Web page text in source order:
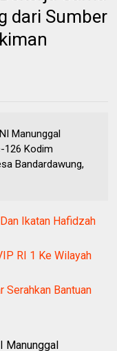
dari Sumber
Manunggal
126 Kodim
Bandardawung,
Ikatan Hafidzah
RI 1 Ke Wilayah
Serahkan Bantuan
Manunggal